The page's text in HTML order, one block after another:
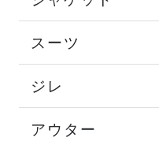
スーツ
ジレ
アウター